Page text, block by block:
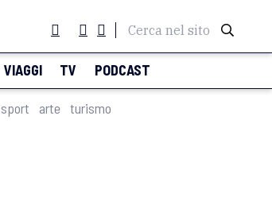
Cerca nel sito
VIAGGI TV PODCAST
sport arte turismo